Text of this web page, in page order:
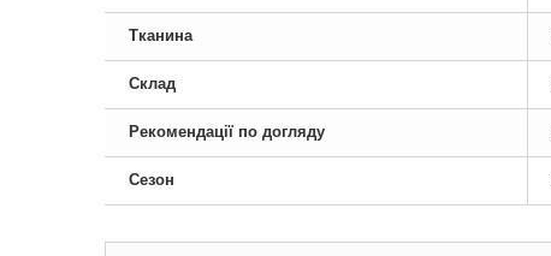
Тканина
Склад
Рекомендації по догляду
Сезон